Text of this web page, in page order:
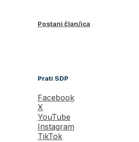
Postani član/ica
Prati SDP
Facebook
X
YouTube
Instagram
TikTok